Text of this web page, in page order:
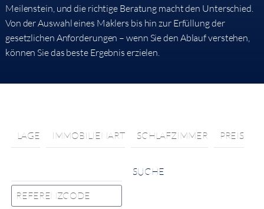
Meilenstein, und die richtige Beratung macht den Unterschied.
Von der Auswahl eines Maklers bis hin zur Erfüllung der
gesetzlichen Anforderungen – wenn Sie den Ablauf verstehen,
können Sie das beste Ergebnis erzielen.
LAGE IMMOBILIENART SCHLAFZIMMER PREIS
SUCHE